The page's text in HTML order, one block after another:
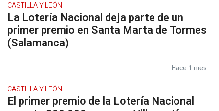
CASTILLA Y LEÓN
La Lotería Nacional deja parte de un
primer premio en Santa Marta de Tormes
(Salamanca)
Hace 1 mes
CASTILLA Y LEÓN
El primer premio de la Lotería Nacional